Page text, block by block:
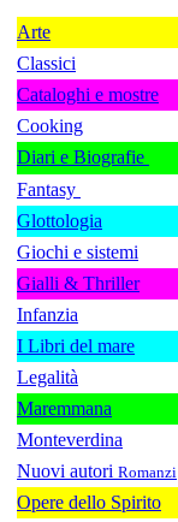
Arte
Classici
Cataloghi e mostre
Cooking
Diari e Biografie
Fantasy
Glottologia
Giochi e sistemi
Gialli & Thriller
Infanzia
I Libri del mare
Legalità
Maremmana
Monteverdina
Nuovi autori Romanzi
Opere dello Spirito